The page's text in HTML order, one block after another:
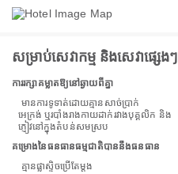
សម្រាប់សេវាកម្ម និងសេវាផ្សេងៗ
ការរក្សាគម្លាតឱ្យនៅឆ្ងាយពីគ្នា
មានការទូទាត់ដោយគ្មានសាច់ប្រាក់
អេក្រង់ ឬរបាំងរាងកាយដាក់រវាងបុគ្គលិក និង
ភ្ញៀវនៅក្នុងតំបន់សមស្រប
គម្រោងនៃធនធានធម្មជាតិបាននឹងធនធាន
គ្មានផ្លាស្ទិចប្រើតែម្តង